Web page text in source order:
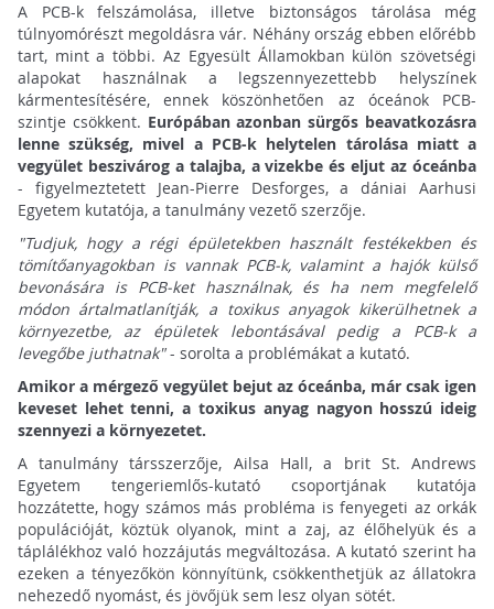
A PCB-k felszámolása, illetve biztonságos tárolása még
túlnyomórészt megoldásra vár. Néhány ország ebben előrébb
tart, mint a többi. Az Egyesült Államokban külön szövetségi
alapokat használnak a legszennyezettebb helyszínek
kármentesítésére, ennek köszönhetően az óceánok PCB-
szintje csökkent. Európában azonban sürgős beavatkozásra
lenne szükség, mivel a PCB-k helytelen tárolása miatt a
vegyület beszivárog a talajba, a vizekbe és eljut az óceánba
- figyelmeztetett Jean-Pierre Desforges, a dániai Aarhusi
Egyetem kutatója, a tanulmány vezető szerzője.
"Tudjuk, hogy a régi épületekben használt festékekben és
tömítőanyagokban is vannak PCB-k, valamint a hajók külső
bevonására is PCB-ket használnak, és ha nem megfelelő
módon ártalmatlanítják, a toxikus anyagok kikerülhetnek a
környezetbe, az épületek lebontásával pedig a PCB-k a
levegőbe juthatnak"- sorolta a problémákat a kutató.
Amikor a mérgező vegyület bejut az óceánba, már csak igen
keveset lehet tenni, a toxikus anyag nagyon hosszú ideig
szennyezi a környezetet.
A tanulmány társszerzője, Ailsa Hall, a brit St. Andrews
Egyetem tengeriemlős-kutató csoportjának kutatója
hozzátette, hogy számos más probléma is fenyegeti az orkák
populációját, köztük olyanok, mint a zaj, az élőhelyük és a
táplálékhoz való hozzájutás megváltozása. A kutató szerint ha
ezeken a tényezőkön könnyítünk, csökkenthetjük az állatokra
nehezedő nyomást, és jövőjük sem lesz olyan sötét.